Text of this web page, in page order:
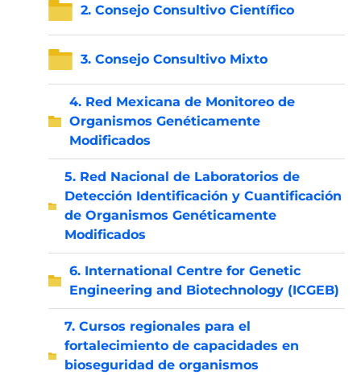
2. Consejo Consultivo Científico
3. Consejo Consultivo Mixto
4. Red Mexicana de Monitoreo de
Organismos Genéticamente
Modificados
5. Red Nacional de Laboratorios de
Detección Identificación y Cuantificación
de Organismos Genéticamente
Modificados
6. International Centre for Genetic
Engineering and Biotechnology (ICGEB)
7. Cursos regionales para el
fortalecimiento de capacidades en
bioseguridad de organismos